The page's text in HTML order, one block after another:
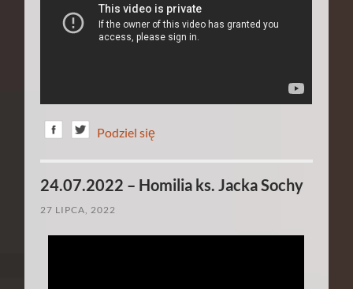
Podziel się
24.07.2022 – Homilia ks. Jacka Sochy
27 LIPCA, 2022